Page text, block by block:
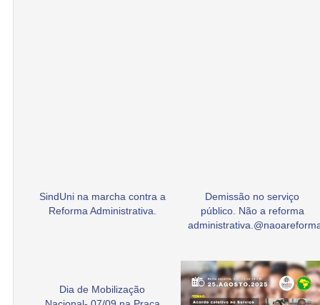
SindUni na marcha contra a
Reforma Administrativa.
Demissão no serviço
público. Não a reforma
Dia de Mobilização